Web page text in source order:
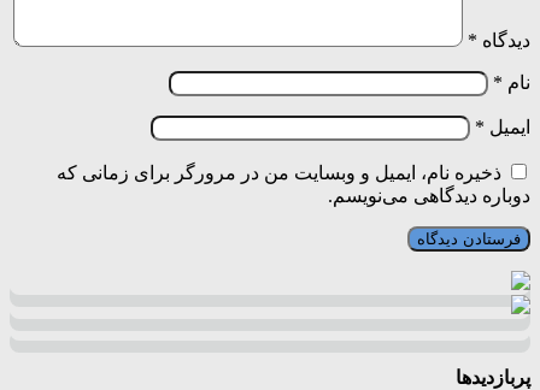
دیدگاه *
نام *
ایمیل *
ذخیره نام، ایمیل و وبسایت من در مرورگر برای زمانی که
دوباره دیدگاهی می‌نویسم.
پربازدیدها